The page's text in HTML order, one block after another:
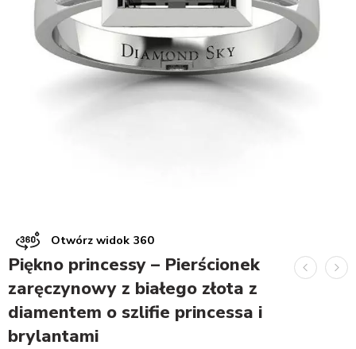
Otwórz widok 360
Piękno princessy – Pierścionek
zaręczynowy z białego złota z
diamentem o szlifie princessa i
brylantami